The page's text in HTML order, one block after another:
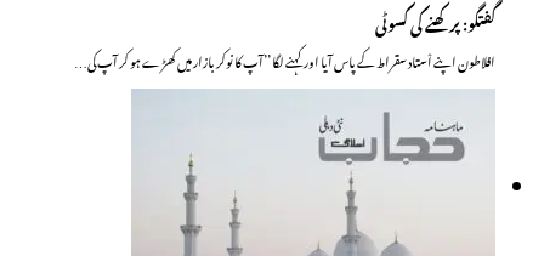
گفتگو: پرکھنے کی کسوٹی
افلاطون اپنے اْستاد سقراط کے پاس آیا اور کہنے لگا ’’آپ کا نوکر بازار میں کھڑے ہو کر آپ کی…